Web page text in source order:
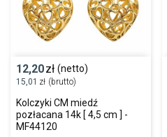
12,20zł (netto)
15,01 zł (brutto)
Kolczyki CM miedź
pozłacana 14k [ 4,5 cm ] -
MF44120